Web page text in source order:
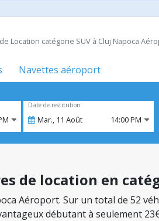
Location catégorie SUV à Cluj Napoca
Navettes aéroport
Date de restitution
Mar., 11 Août 14:00 PM
de location en
Aéroport. Sur un total de 52
débutant à seulement